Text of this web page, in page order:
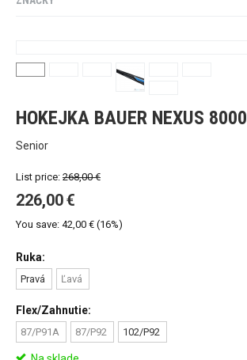
HOKEJKA BAUER NEXUS 8000
Senior
List price: 268,00 €
226,00€
You save: 42,00 € (16%)
Ruka:
Pravá Ľavá
Flex/Zahnutie:
87/P91A 87/P92 102/P92